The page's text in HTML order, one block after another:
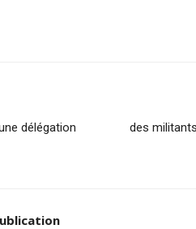
délégation
des